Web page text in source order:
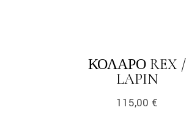
ΚΟΛΆΡΟ REX /
LAPINLINK
115,00 €